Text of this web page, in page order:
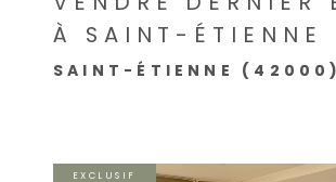
À SAINT-ÉTIENNE
SAINT-ÉTIENNE (42000)
EXCLUSIF